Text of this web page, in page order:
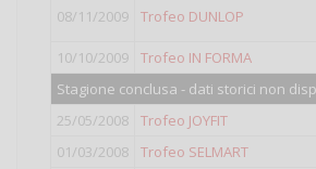
08/11/2009 Trofeo DUNLOP
10/10/2009 Trofeo IN FORMA
Stagione conclusa - dati storici non
25/05/2008
Trofeo JOYFIT
01/03/2008
Trofeo SELMART